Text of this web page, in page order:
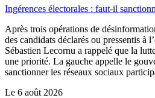
Ingérences électorales : faut-il
Après trois opérations de
des candidats déclarés ou pressentis à
Sébastien Lecornu a rappelé que la
une priorité. La gauche appelle le
sanctionner les réseaux sociaux
Le 6 août 2026